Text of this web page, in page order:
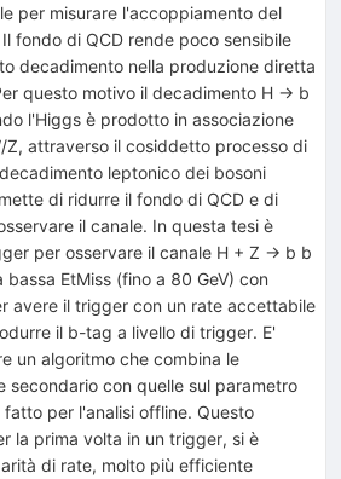
per misurare l'accoppiamento del
fondo di QCD rende poco sensibile
decadimento nella produzione diretta
questo motivo il decadimento H -> b
l'Higgs è prodotto in associazione
Z, attraverso il cosiddetto processo di
leptonico dei bosoni
di ridurre il fondo di QCD e di
il canale. In questa tesi è
per osservare il canale H + Z -> b b
bassa EtMiss (fino a 80 GeV) con
avere il trigger con un rate accettabile
il b-tag a livello di trigger. E'
un algoritmo che combina le
secondario con quelle sul parametro
per l'analisi offline. Questo
la prima volta in un trigger, si è
di rate, molto più efficiente